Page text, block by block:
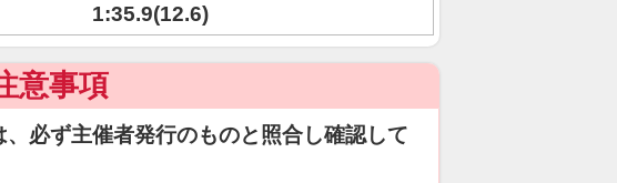
1:35.9(12.6)
意事項
必ず主催者発行のものと照合し確認して